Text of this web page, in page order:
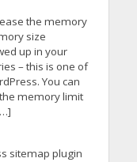
the memory
size
up in your
– this is one of
You can
memory limit
sitemap plugin